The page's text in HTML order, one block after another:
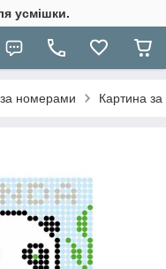
усмішки.
номерами Картина